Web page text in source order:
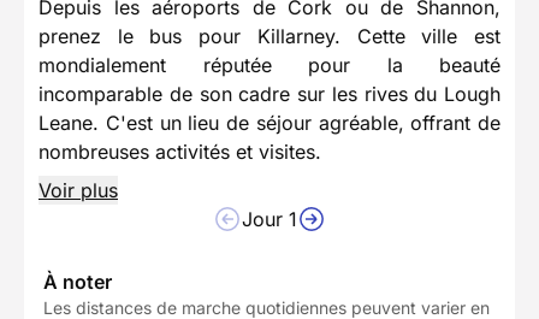
Depuis les aéroports de Cork ou de Shannon,
prenez le bus pour Killarney. Cette ville est
mondialement réputée pour la beauté
incomparable de son cadre sur les rives du Lough
Leane. C'est un lieu de séjour agréable, offrant de
nombreuses activités et visites.
Voir plus
Jour 1
À noter
Les distances de marche quotidiennes peuvent varier en